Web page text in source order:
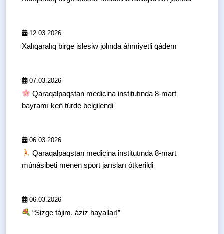
12.03.2026
Xalıqaralıq birge islesiw jolında áhmiyetli qádem
07.03.2026
Qaraqalpaqstan medicina institutında 8-mart
bayramı keń túrde belgilendi
06.03.2026
Qaraqalpaqstan medicina institutında 8-mart
múnásibeti menen sport jarısları ótkerildi
06.03.2026
“Sizge tájim, áziz hayallar!”